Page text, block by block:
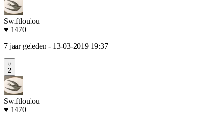
Swiftloulou
♥ 1470
7 jaar geleden - 13-03-2019 19:37
2
Swiftloulou
♥ 1470